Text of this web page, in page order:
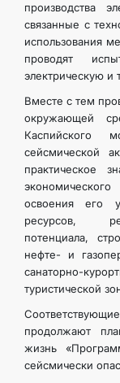
производства
связанные с
использования
проводят
электрическую и
Вместе с тем
окружающей
Каспийского
сейсмической
практическое
освоения его
ресурсов,
потенциала,
нефте- и
санаторно-
туристической
продолжают
жизнь
сейсмически